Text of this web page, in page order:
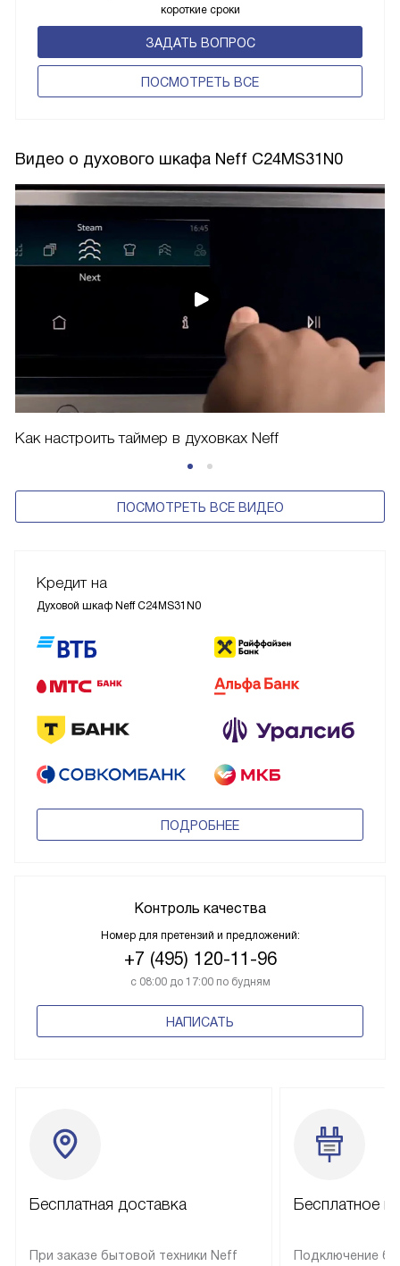
короткие сроки
ЗАДАТЬ ВОПРОС
ПОCМОТРЕТЬ ВСЕ
Видео о духового шкафа Neff C24MS31N0
Как настроить таймер в духовках Neff
ПОСМОТРЕТЬ ВСЕ ВИДЕО
Кредит на
Духовой шкаф Neff C24MS31N0
ПОДРОБНЕЕ
Контроль качества
Номер для претензий и предложений:
+7 (495) 120-11-96
с 08:00 до 17:00 по будням
НАПИСАТЬ
Бесплатная доставка
При заказе бытовой техники Neff
Бесплатное
Подключение